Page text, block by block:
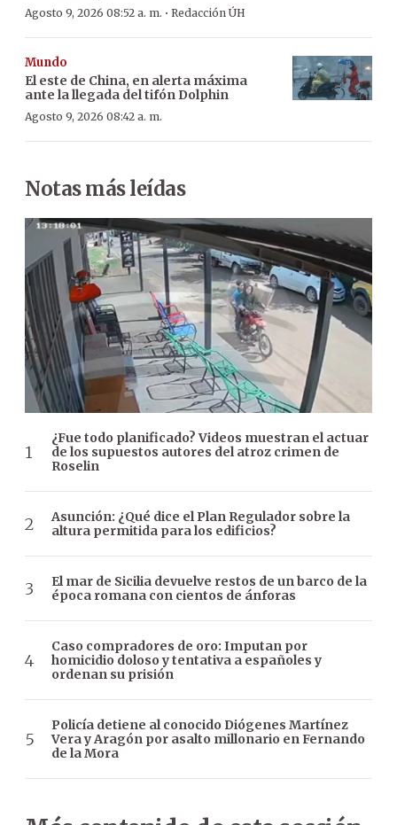
Agosto 9, 2026 08:52 a. m. · Redacción ÚH
Mundo
El este de China, en alerta máxima
ante la llegada del tifón Dolphin
Agosto 9, 2026 08:42 a. m.
Notas más leídas
¿Fue todo planificado? Videos muestran el actuar
de los supuestos autores del atroz crimen de
Roselin
Asunción: ¿Qué dice el Plan Regulador sobre la
altura permitida para los edificios?
El mar de Sicilia devuelve restos de un barco de la
época romana con cientos de ánforas
Caso compradores de oro: Imputan por
homicidio doloso y tentativa a españoles y
ordenan su prisión
Policía detiene al conocido Diógenes Martínez
Vera y Aragón por asalto millonario en Fernando
de la Mora